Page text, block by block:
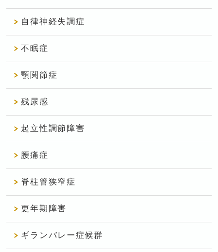
自律神経失調症
不眠症
顎関節症
残尿感
起立性調節障害
腰痛症
脊柱管狭窄症
更年期障害
ギランバレー症候群